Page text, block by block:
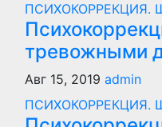
ПСИХОКОРРЕКЦИЯ.
тревожными
Авг 15, 2019 admin
ПСИХОКОРРЕКЦИЯ.